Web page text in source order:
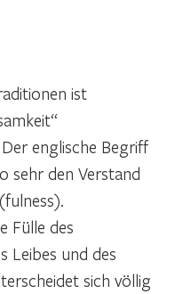
ist
englische Begriff
sehr den Verstand
Fülle des
Leibes und des
sich völlig